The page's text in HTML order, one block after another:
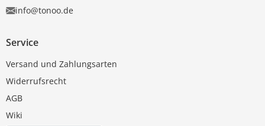
info@tonoo.de
Service
Versand und Zahlungsarten
Widerrufsrecht
AGB
Wiki